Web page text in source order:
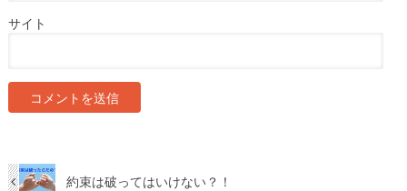
サイト
約束は破ってはいけない？！